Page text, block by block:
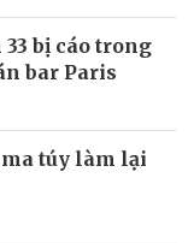
bị cáo trong
bar Paris
túy làm lại